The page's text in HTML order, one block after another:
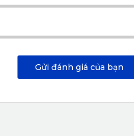
Trọng Cho Khoang Nội
nhưng khi lắp thêm bộ
dễ dàng lựa chọn tông màu
Gửi đánh giá của bạn